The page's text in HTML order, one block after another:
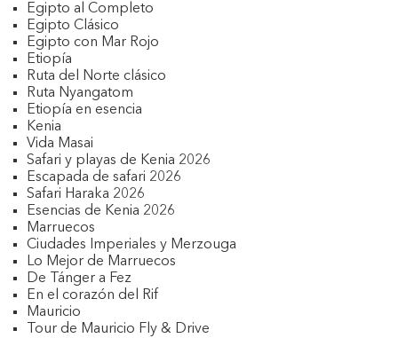
Egipto al Completo
Egipto Clásico
Egipto con Mar Rojo
Etiopía
Ruta del Norte clásico
Ruta Nyangatom
Etiopía en esencia
Kenia
Vida Masai
Safari y playas de Kenia 2026
Escapada de safari 2026
Safari Haraka 2026
Esencias de Kenia 2026
Marruecos
Ciudades Imperiales y Merzouga
Lo Mejor de Marruecos
De Tánger a Fez
En el corazón del Rif
Mauricio
Tour de Mauricio Fly & Drive